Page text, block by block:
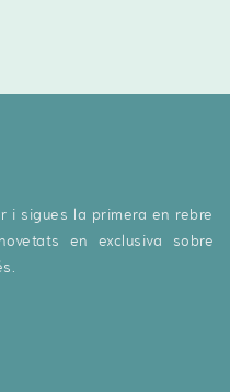
sigues la primera en rebre
en exclusiva sobre